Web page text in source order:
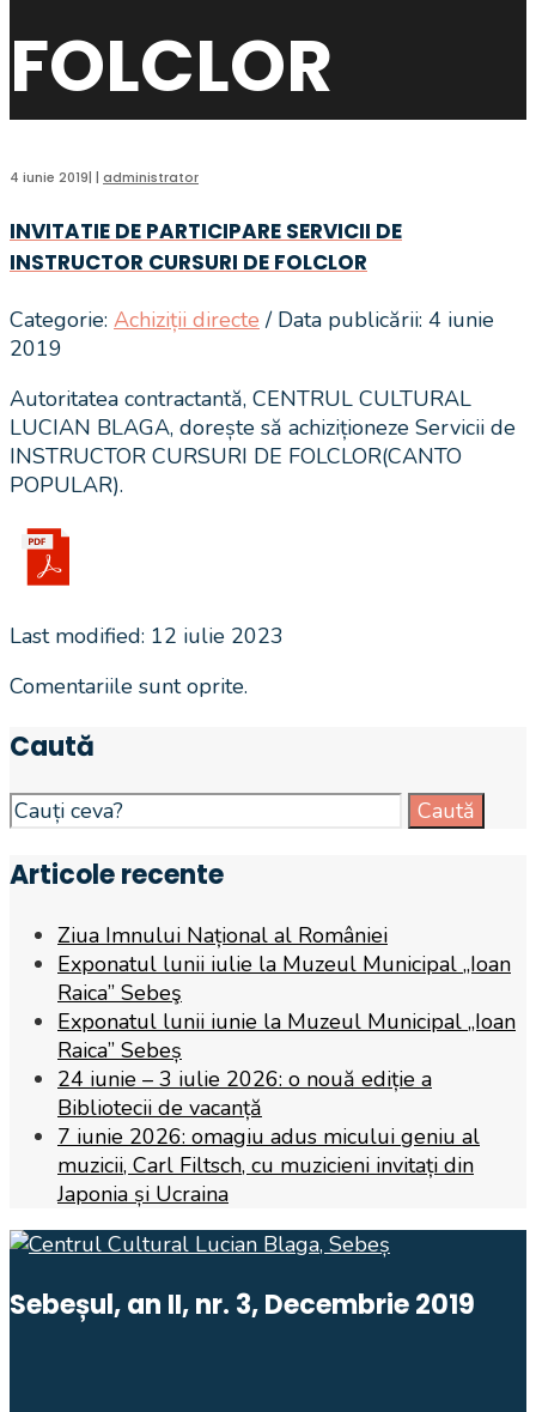
FOLCLOR
4 iunie 2019| | administrator
INVITATIE DE PARTICIPARE SERVICII DE
INSTRUCTOR CURSURI DE FOLCLOR
Categorie: Achiziții directe / Data publicării: 4 iunie
2019
Autoritatea contractantă, CENTRUL CULTURAL
LUCIAN BLAGA, dorește să achiziționeze Servicii de
INSTRUCTOR CURSURI DE FOLCLOR(CANTO
POPULAR).
Last modified: 12 iulie 2023
Comentariile sunt oprite.
Caută
Search
for:
Caută
Articole recente
Ziua Imnului Național al României
Exponatul lunii iulie la Muzeul Municipal „Ioan
Raica” Sebeş
Exponatul lunii iunie la Muzeul Municipal „Ioan
Raica” Sebeș
24 iunie – 3 iulie 2026: o nouă ediție a
Bibliotecii de vacanță
7 iunie 2026: omagiu adus micului geniu al
muzicii, Carl Filtsch, cu muzicieni invitați din
Japonia și Ucraina
Sebeșul, an II, nr. 3, Decembrie 2019